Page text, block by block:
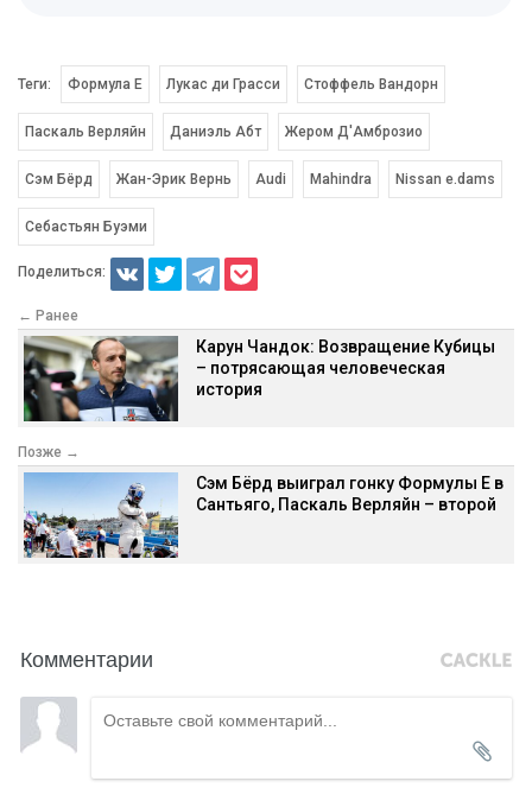
Теги: Формула E Лукас ди Грасси Стоффель Вандорн
Паскаль Верляйн Даниэль Абт Жером Д'Амброзио
Сэм Бёрд Жан-Эрик Вернь Audi Mahindra Nissan e.dams
Себастьян Буэми
Поделиться:
← Ранее
Карун Чандок: Возвращение Кубицы
– потрясающая человеческая
история
Позже →
Сэм Бёрд выиграл гонку Формулы E в
Сантьяго, Паскаль Верляйн – второй
Комментарии